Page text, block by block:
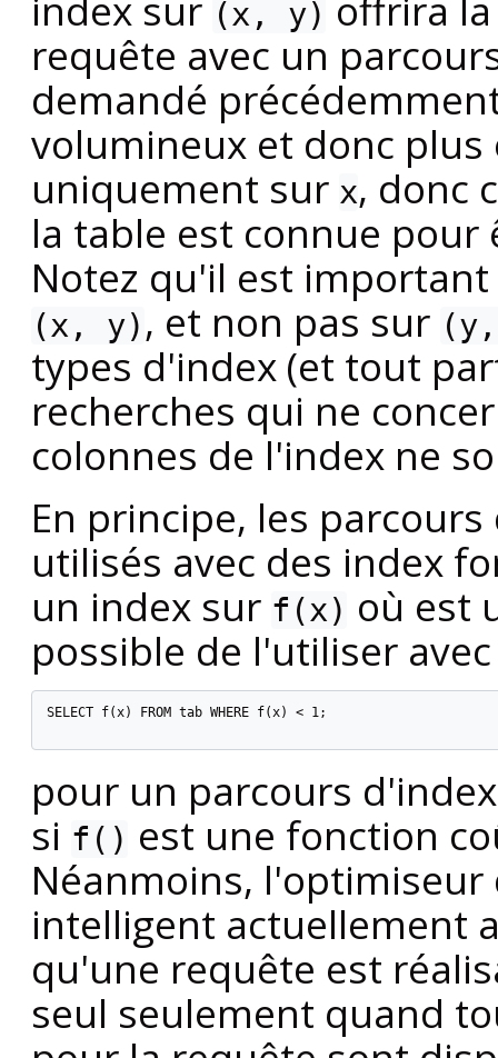
(x, y)
requête avec un
demandé
volumineux et donc
uniquement sur x, donc
la table est connue
Notez qu'il est
(x, y) , et non pas sur
types d'index (et tout
recherches qui ne
colonnes de l'index ne
En principe, les
utilisés avec des index
un index sur f(x) où est
possible de l'utiliser
SELECT f(x) FROM tab WHERE f(x) < 1;
pour un parcours
si f() est une fonction
Néanmoins,
intelligent actuellement
qu'une requête est
seul seulement quand